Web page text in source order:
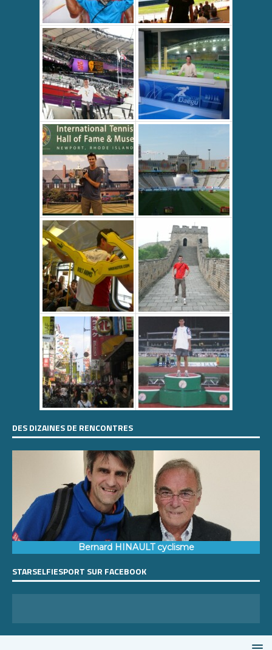
DES DIZAINES DE RENCONTRES
Bernard HINAULT cyclisme
STARSELFIESPORT SUR FACEBOOK